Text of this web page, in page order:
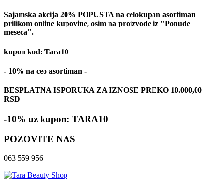
Sajamska akcija 20% POPUSTA na celokupan asortiman
prilikom online kupovine, osim na proizvode iz "Ponude
meseca".
kupon kod: Tara10
- 10% na ceo asortiman -
BESPLATNA ISPORUKA ZA IZNOSE PREKO 10.000,00
RSD
-10% uz kupon: TARA10
POZOVITE NAS
063 559 956